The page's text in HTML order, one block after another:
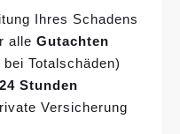
Ihres Schadens
alle Gutachten
Totalschäden)
24 Stunden
Versicherung